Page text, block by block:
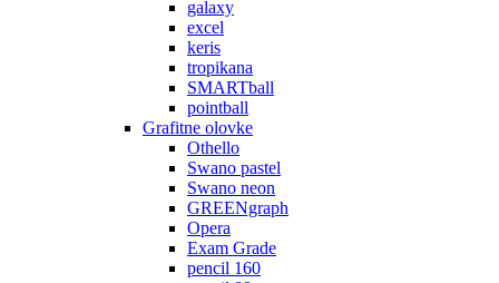
galaxy
excel
keris
tropikana
SMARTball
pointball
Grafitne olovke
Othello
Swano pastel
Swano neon
GREENgraph
Opera
Exam Grade
pencil 160